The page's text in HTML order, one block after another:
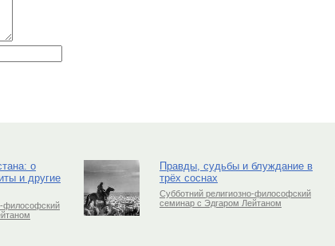
о
и другие
философский
Правды, судьбы и блуждание в
трёх соснах
Субботний религиозно-философский
семинар с Эдгаром Лейтаном